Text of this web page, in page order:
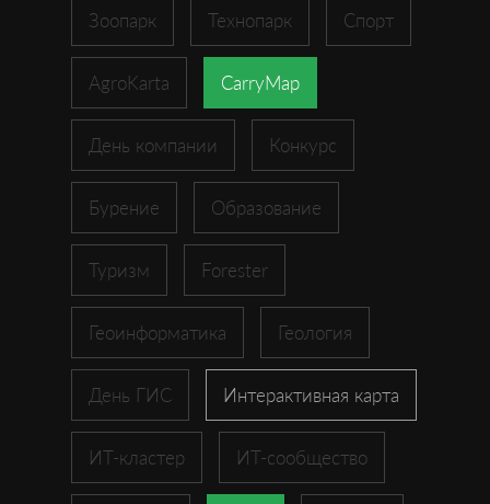
Зоопарк Технопарк Спорт
AgroKarta CarryMap
День компании Конкурс
Бурение Образование
Туризм Forester
Геоинформатика Геология
День ГИС Интерактивная карта
ИТ-кластер ИТ-сообщество